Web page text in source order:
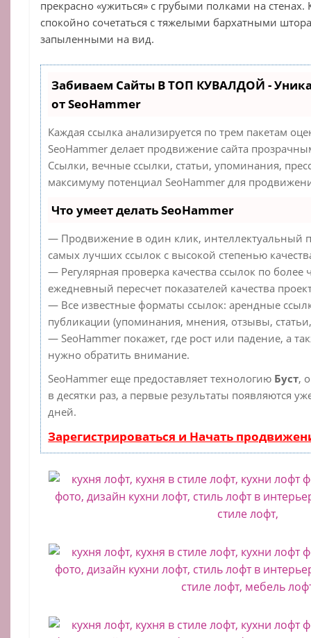
прекрасно «ужиться» с грубыми полками на
спокойно сочетаться с тяжелыми бархатными
запыленными на вид.
Забиваем Сайты В ТОП КУВАЛДОЙ -
от SeoHammer
Каждая ссылка анализируется по трем пакетам
SeoHammer делает продвижение сайта
Ссылки, вечные ссылки, статьи, упоминания,
максимуму потенциал SeoHammer для
Что умеет делать SeoHammer
— Продвижение в один клик, интеллектуальный
самых лучших ссылок с высокой степенью
— Регулярная проверка качества ссылок по более
ежедневный пересчет показателей качества
— Все известные форматы ссылок: арендные
публикации (упоминания, мнения, отзывы,
— SeoHammer покажет, где рост или падение, а
нужно обратить внимание.
SeoHammer еще предоставляет технологию Буст,
в десятки раз, а первые результаты появляются
дней.
Зарегистрироваться и Начать